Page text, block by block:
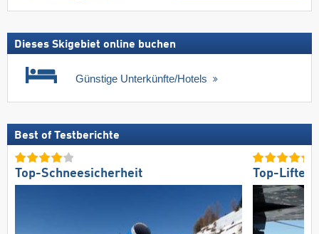
Dieses Skigebiet online buchen
Günstige Unterkünfte/Hotels
Best of Testberichte
Top-Schneesicherheit Top-Lifte/